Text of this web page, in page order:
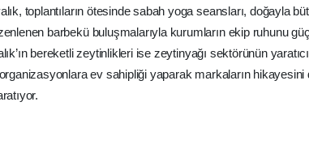
toplantıların ötesinde sabah yoga seansları, doğayla
barbekü buluşmalarıyla kurumların ekip ruhunu
bereketli zeytinlikleri ise zeytinyağı sektörünün
ev sahipliği yaparak markaların